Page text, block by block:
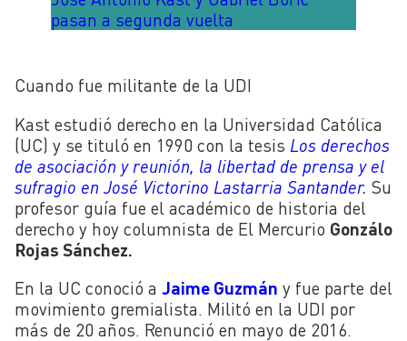
pasan a segunda vuelta
Cuando fue militante de la UDI
Kast estudió derecho en la Universidad Católica
(UC) y se tituló en 1990 con la tesis Los derechos
de asociación y reunión, la libertad de prensa y el
sufragio en José Victorino Lastarria Santander. Su
profesor guía fue el académico de historia del
derecho y hoy columnista de El Mercurio Gonzálo
Rojas Sánchez.
En la UC conoció a Jaime Guzmán y fue parte del
movimiento gremialista. Militó en la UDI por
más de 20 años. Renunció en mayo de 2016.